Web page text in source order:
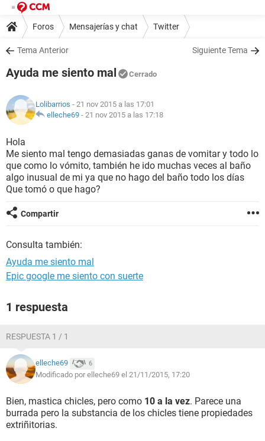
Foros Mensajerías y chat Twitter
Tema Anterior Siguiente Tema
Ayuda me siento mal Cerrado
Lolibarrios - 21 nov 2015 a las 17:01
elleche69 - 21 nov 2015 a las 17:18
Hola
Me siento mal tengo demasiadas ganas de vomitar y todo lo
que como lo vómito, también he ido muchas veces al baño
algo inusual de mi ya que no hago del baño todo los días
Que tomó o que hago?
Compartir
Consulta también:
Ayuda me siento mal
Epic google me siento con suerte
1 respuesta
RESPUESTA 1 / 1
elleche69 6
Modificado por elleche69 el 21/11/2015, 17:20
Bien, mastica chicles, pero como 10 a la vez. Parece una
burrada pero la substancia de los chicles tiene propiedades
extriñitorias.